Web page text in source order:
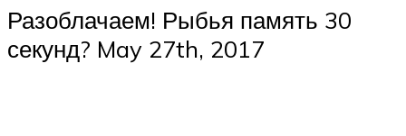
Разоблачаем! Рыбья память 30
секунд? May 27th, 2017